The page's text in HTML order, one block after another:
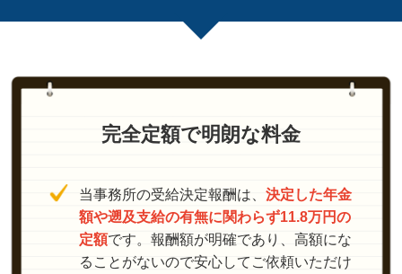
完全定額で明朗な料金
当事務所の受給決定報酬は、 決定した年金
額や遡及支給の有無に関わらず11.8万円の
定額です。報酬額が明確であり、高額にな
ることがないので安心してご依頼いただけ